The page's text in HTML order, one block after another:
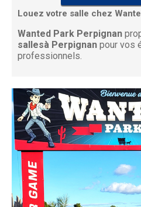
Louez votre salle chez
Wanted Park Perpignan
sallesà Perpignan pour vos
professionnels.